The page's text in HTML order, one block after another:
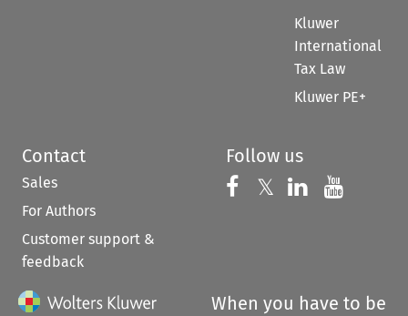
Kluwer
International
Tax Law
Kluwer PE+
Contact
Sales
For Authors
Customer support &
feedback
Follow us
Follow us on
𝕏 Follow us on
Follow us
When you have to be